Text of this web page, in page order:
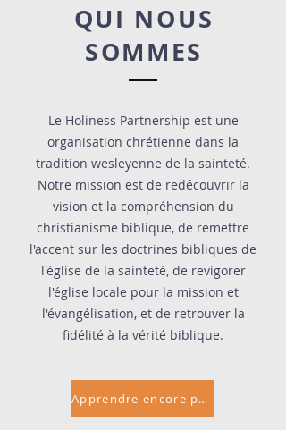
QUI NOUS
SOMMES
Le Holiness Partnership est une
organisation chrétienne dans la
tradition wesleyenne de la sainteté.
Notre mission est de redécouvrir la
vision et la compréhension du
christianisme biblique, de remettre
l'accent sur les doctrines bibliques de
l'église de la sainteté, de revigorer
l'église locale pour la mission et
l'évangélisation, et de retrouver la
fidélité à la vérité biblique.
Apprendre encore plus